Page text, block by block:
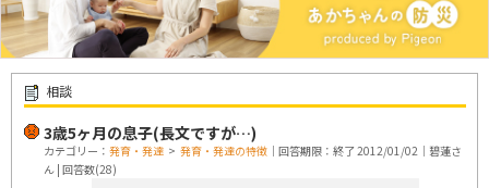
相談
3歳5ヶ月の息子(長文ですが…)
カテゴリー： 発育・発達 > 発育・発達の特徴 ｜回答期限：終了 2012/01/02｜碧蓮さ
ん | 回答数(28)